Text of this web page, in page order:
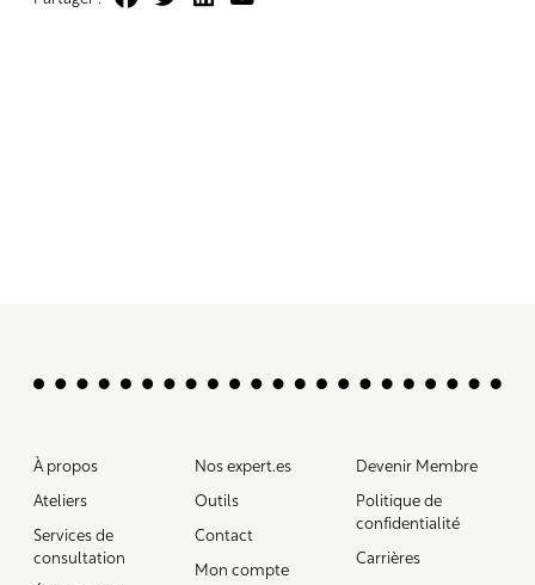
À propos
Ateliers
Services de
consultation
Nos expert.es
Outils
Contact
Mon compte
Devenir Membre
Politique de
confidentialité
Carrières